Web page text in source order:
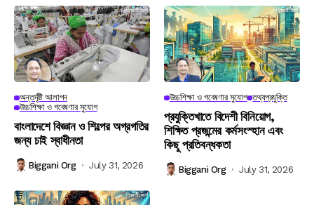
অন্তর্দৃষ্টি আলাপন
উচ্চশিক্ষা ও গবেষণার সুযোগ
বাংলাদেশে বিজ্ঞান ও শিল্পের অগ্রগতির
জন্য চাই স্বাধীনতা
Biggani Org July 31, 2026
উচ্চশিক্ষা ও গবেষণার সুযোগ তথ্যপ্রযুক্তি
প্রযুক্তিখাতে বিদেশী বিনিয়োগ,
শিক্ষিত প্রজন্মের কর্মসংস্হান এবং
কিছু প্রতিবন্ধকতা
Biggani Org July 31, 2026